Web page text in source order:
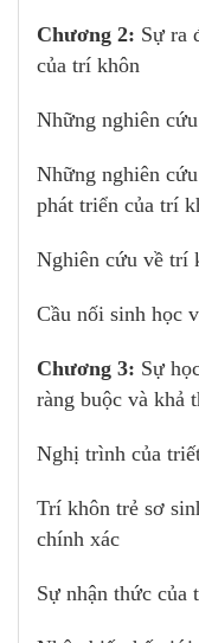
Chương 2: Sự ra
của trí khôn
Những nghiên
Những nghiên
phát triển của trí
Nghiên cứu về trí
Cầu nối sinh học
Chương 3: Sự
ràng buộc và khả
Nghị trình của
Trí khôn trẻ sơ
chính xác
Sự nhận thức của